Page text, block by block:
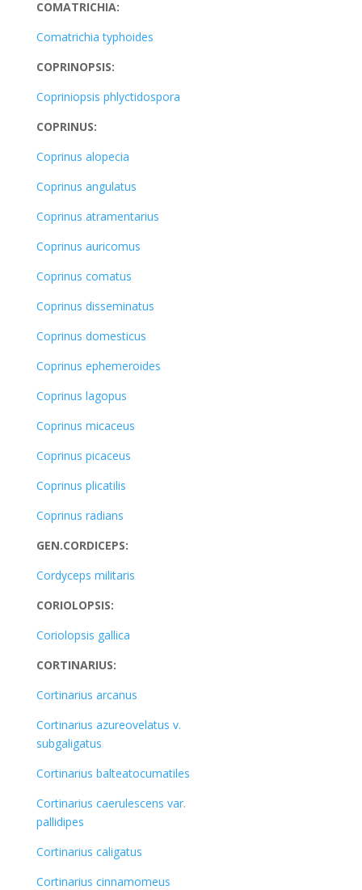
COMATRICHIA:
Comatrichia typhoides
COPRINOPSIS:
Copriniopsis phlyctidospora
COPRINUS:
Coprinus alopecia
Coprinus angulatus
Coprinus atramentarius
Coprinus auricomus
Coprinus comatus
Coprinus disseminatus
Coprinus domesticus
Coprinus ephemeroides
Coprinus lagopus
Coprinus micaceus
Coprinus picaceus
Coprinus plicatilis
Coprinus radians
GEN.CORDICEPS:
Cordyceps militaris
CORIOLOPSIS:
Coriolopsis gallica
CORTINARIUS:
Cortinarius arcanus
Cortinarius azureovelatus v.
subgaligatus
Cortinarius balteatocumatiles
Cortinarius caerulescens var.
pallidipes
Cortinarius caligatus
Cortinarius cinnamomeus